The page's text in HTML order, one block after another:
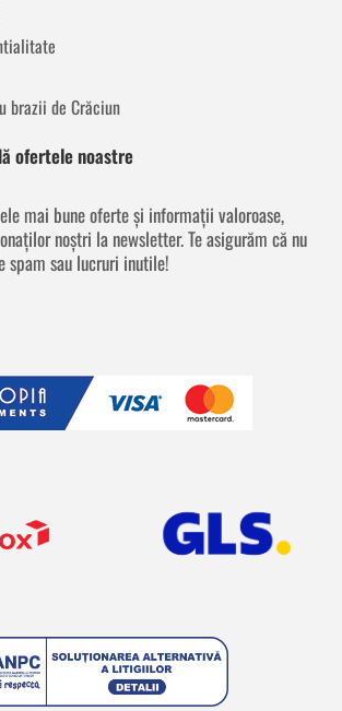
brazii de Crăciun
ofertele noastre
mai bune oferte și informații valoroase,
noștri la newsletter. Te asigurăm că nu
spam sau lucruri inutile!